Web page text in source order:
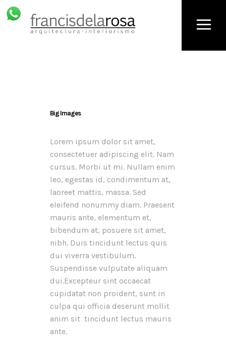
Big Images
Lorem ipsum dolor sit amet,
consectetuer adipiscing elit. Nam
cursus. Morbi ut mi. Nullam enim
leo, egestas id, condimentum at,
laoreet mattis, massa. Sed
eleifend nonummy diam. Praesent
mauris ante, elementum et,
bibendum at, posuere sit amet,
nibh. Duis tincidunt lectus quis
dui viverra vestibulum.
Suspendisse vulputate aliquam
dui.Excepteur sint occaecat
cupidatat non proident, sunt in
culpa qui officia deserunt mollit
anim sit tincidunt lectus mauris
ante.